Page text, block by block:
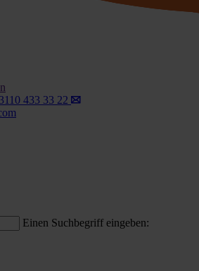
433 33 22
Einen Suchbegriff eingeben: